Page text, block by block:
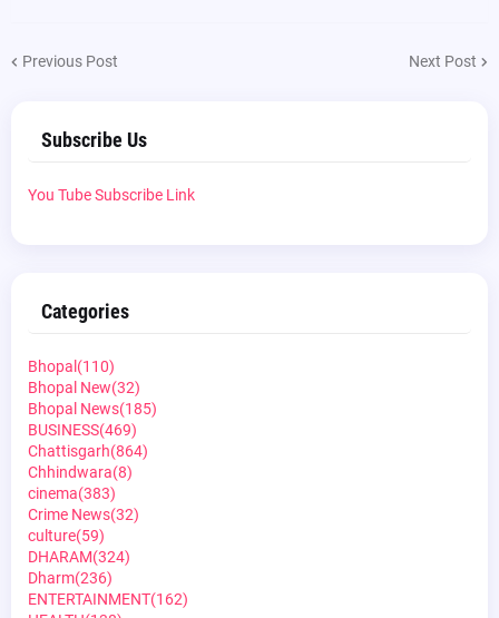
Previous Post Next Post
Subscribe Us
You Tube Subscribe Link
Categories
Bhopal (110)
Bhopal New(32)
Bhopal News(185)
BUSINESS(469)
Chattisgarh(864)
Chhindwara(8)
cinema(383)
Crime News(32)
culture(59)
DHARAM(324)
Dharm(236)
ENTERTAINMENT(162)